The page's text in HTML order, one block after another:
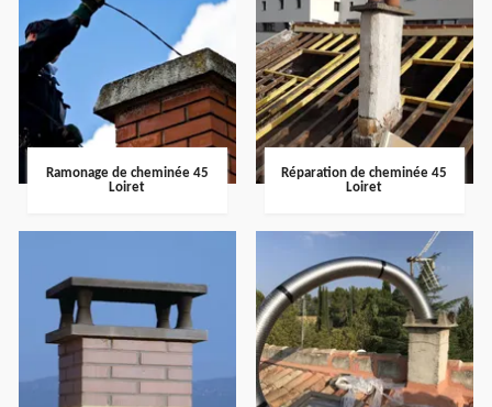
Ramonage de cheminée 45
Loiret
Réparation de cheminée 45
Loiret